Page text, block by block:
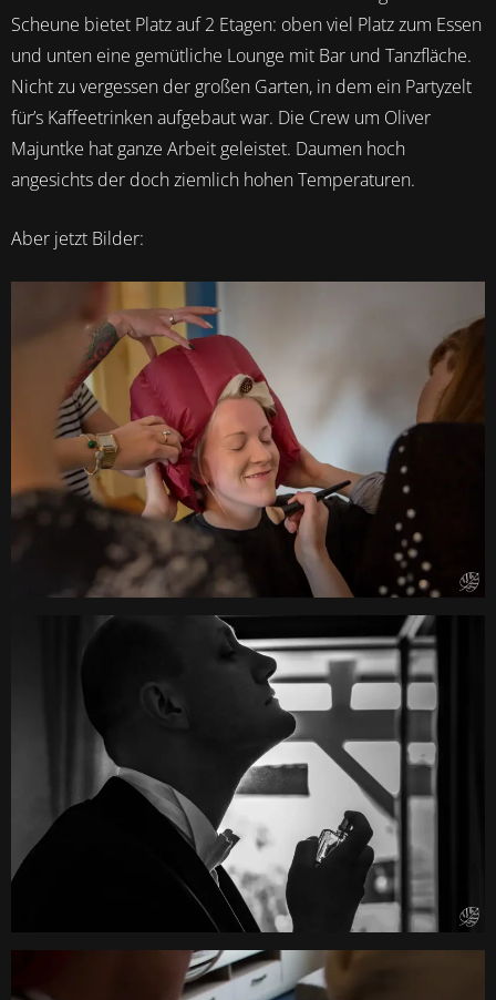
Scheune bietet Platz auf 2 Etagen: oben viel Platz zum Essen
und unten eine gemütliche Lounge mit Bar und Tanzfläche.
Nicht zu vergessen der großen Garten, in dem ein Partyzelt
für’s Kaffeetrinken aufgebaut war. Die Crew um Oliver
Majuntke hat ganze Arbeit geleistet. Daumen hoch
angesichts der doch ziemlich hohen Temperaturen.
Aber jetzt Bilder: